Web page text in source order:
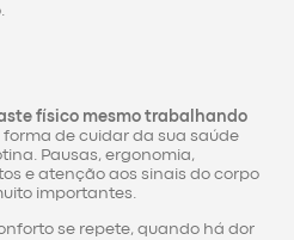
físico mesmo trabalhando
forma de cuidar da sua saúde
Pausas, ergonomia,
e atenção aos sinais do corpo
importantes.
se repete, quando há dor